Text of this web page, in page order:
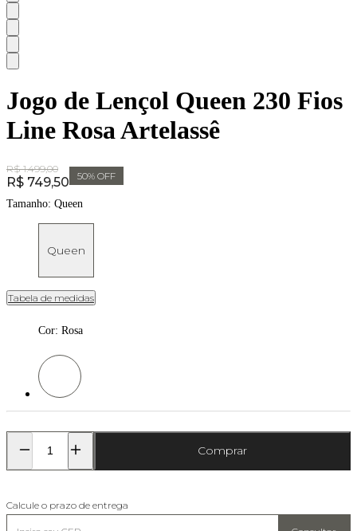
Jogo de Lençol Queen 230 Fios
Line Rosa Artelassê
Original Price:
R$ 1.499,00
Price:
R$ 749,50 50% OFF
Tamanho: Queen
Queen
Tabela de medidas
Cor: Rosa
Cor: Rosa
Comprar
Calcule o prazo de entrega